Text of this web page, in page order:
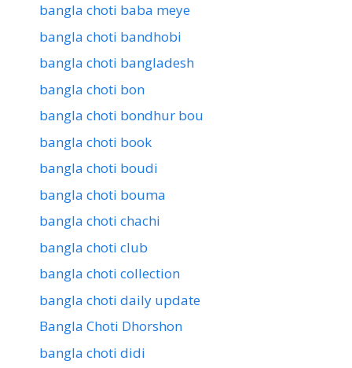
bangla choti baba meye
bangla choti bandhobi
bangla choti bangladesh
bangla choti bon
bangla choti bondhur bou
bangla choti book
bangla choti boudi
bangla choti bouma
bangla choti chachi
bangla choti club
bangla choti collection
bangla choti daily update
Bangla Choti Dhorshon
bangla choti didi